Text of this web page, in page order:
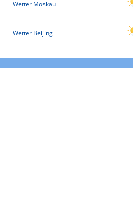
Wetter Moskau
Wetter Beijing